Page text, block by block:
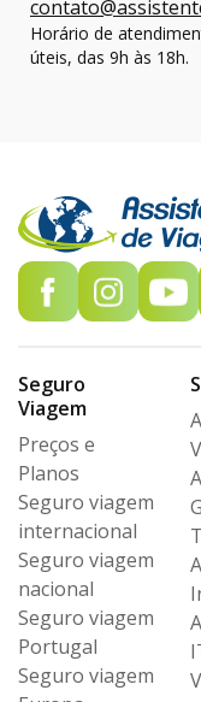
Horário de
úteis, das 9h às 18h.
Seguro
Viagem
Preços e
Planos
Seguro viagem
internacional
Seguro viagem
nacional
Seguro viagem
Portugal
Seguro viagem